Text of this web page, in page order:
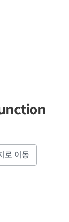
로 이동